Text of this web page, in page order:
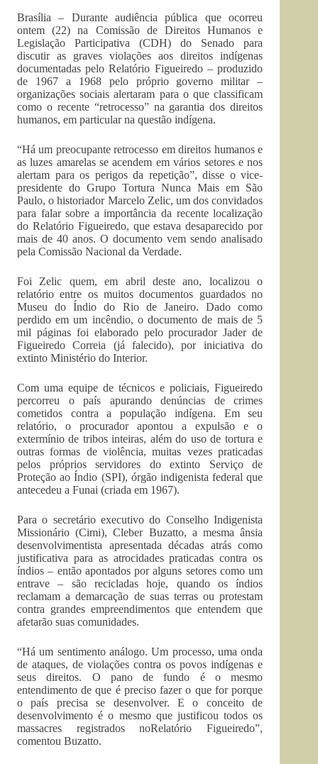
Brasília – Durante audiência pública que ocorreu
ontem (22) na Comissão de Direitos Humanos e
Legislação Participativa (CDH) do Senado para
discutir as graves violações aos direitos indígenas
documentadas pelo Relatório Figueiredo – produzido
de 1967 a 1968 pelo próprio governo militar –
organizações sociais alertaram para o que classificam
como o recente “retrocesso” na garantia dos direitos
humanos, em particular na questão indígena.
“Há um preocupante retrocesso em direitos humanos e
as luzes amarelas se acendem em vários setores e nos
alertam para os perigos da repetição”, disse o vice-
presidente do Grupo Tortura Nunca Mais em São
Paulo, o historiador Marcelo Zelic, um dos convidados
para falar sobre a importância da recente localização
do Relatório Figueiredo, que estava desaparecido por
mais de 40 anos. O documento vem sendo analisado
pela Comissão Nacional da Verdade.
Foi Zelic quem, em abril deste ano, localizou o
relatório entre os muitos documentos guardados no
Museu do Índio do Rio de Janeiro. Dado como
perdido em um incêndio, o documento de mais de 5
mil páginas foi elaborado pelo procurador Jader de
Figueiredo Correia (já falecido), por iniciativa do
extinto Ministério do Interior.
Com uma equipe de técnicos e policiais, Figueiredo
percorreu o país apurando denúncias de crimes
cometidos contra a população indígena. Em seu
relatório, o procurador apontou a expulsão e o
extermínio de tribos inteiras, além do uso de tortura e
outras formas de violência, muitas vezes praticadas
pelos próprios servidores do extinto Serviço de
Proteção ao Índio (SPI), órgão indigenista federal que
antecedeu a Funai (criada em 1967).
Para o secretário executivo do Conselho Indigenista
Missionário (Cimi), Cleber Buzatto, a mesma ânsia
desenvolvimentista apresentada décadas atrás como
justificativa para as atrocidades praticadas contra os
índios – então apontados por alguns setores como um
entrave – são recicladas hoje, quando os índios
reclamam a demarcação de suas terras ou protestam
contra grandes empreendimentos que entendem que
afetarão suas comunidades.
“Há um sentimento análogo. Um processo, uma onda
de ataques, de violações contra os povos indígenas e
seus direitos. O pano de fundo é o mesmo
entendimento de que é preciso fazer o que for porque
o país precisa se desenvolver. E o conceito de
desenvolvimento é o mesmo que justificou todos os
massacres registrados noRelatório Figueiredo”,
comentou Buzatto.